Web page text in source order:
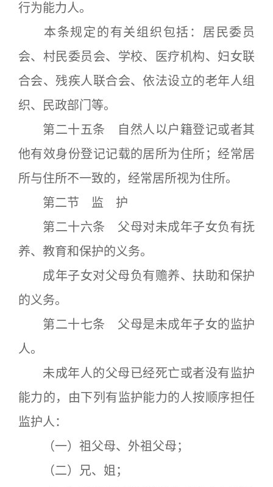
行为能力人。
本条规定的有关组织包括：居民委员
会、村民委员会、学校、医疗机构、妇女联
合会、残疾人联合会、依法设立的老年人组
织、民政部门等。
第二十五条 自然人以户籍登记或者其
他有效身份登记记载的居所为住所；经常居
所与住所不一致的，经常居所视为住所。
第二节 监 护
第二十六条 父母对未成年子女负有抚
养、教育和保护的义务。
成年子女对父母负有赡养、扶助和保护
的义务。
第二十七条 父母是未成年子女的监护
人。
未成年人的父母已经死亡或者没有监护
能力的，由下列有监护能力的人按顺序担任
监护人：
（一）祖父母、外祖父母；
（二）兄、姐；